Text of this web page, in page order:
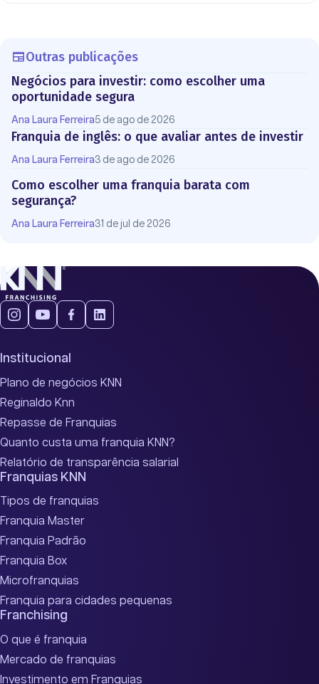
Outras publicações
Negócios para investir: como escolher uma
oportunidade segura
Ana Laura Ferreira5 de ago de 2026
Franquia de inglês: o que avaliar antes de investir
Ana Laura Ferreira3 de ago de 2026
Como escolher uma franquia barata com
segurança?
Ana Laura Ferreira31 de jul de 2026
Institucional
Plano de negócios KNN
Reginaldo Knn
Repasse de Franquias
Quanto custa uma franquia KNN?
Relatório de transparência salarial
Franquias KNN
Tipos de franquias
Franquia Master
Franquia Padrão
Franquia Box
Microfranquias
Franquia para cidades pequenas
Franchising
O que é franquia
Mercado de franquias
Investimento em Franquias